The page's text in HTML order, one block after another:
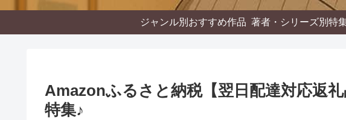
ジャンル別おすすめ作品 著者・シリーズ別特
Amazonふるさと納税【翌日配達対応返礼
特集♪